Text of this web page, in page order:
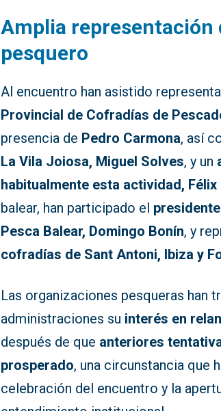
Amplia representación
pesquero
Al encuentro han asistido
Provincial de Cofradías de
presencia de Pedro Carmona, así
La Vila Joiosa, Miguel Solves, y un
habitualmente esta actividad,
balear, han participado el
Pesca Balear, Domingo Bonín, y
cofradías de Sant Antoni, Ibiza y
Las organizaciones pesqueras han
administraciones su interés en
después de que anteriores
prosperado, una circunstancia que
celebración del encuentro y la